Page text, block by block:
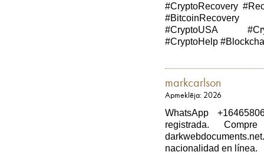
#CryptoRecovery
#BitcoinRecovery
#CryptoUSA
#CryptoHelp
markcarlson
Apmeklēja: 2026
WhatsApp
registrada.
nacionalidad en línea.